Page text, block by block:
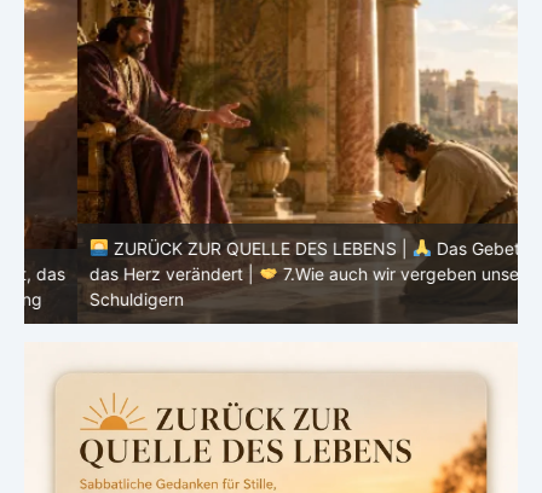
ZURÜCK ZUR QUELLE DES LEBENS |
Das Gebet, das
das Herz verändert |
7.Wie auch wir vergeben unsern
Schuldigern